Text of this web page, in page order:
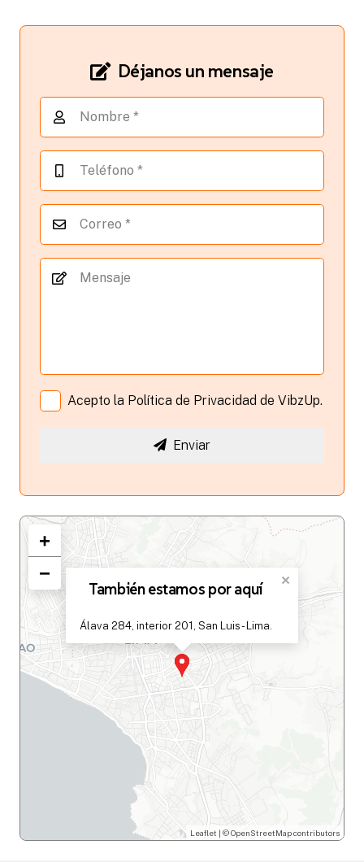
Déjanos un mensaje
Acepto la Política de Privacidad de VibzUp.
Enviar
También estamos por aquí
Álava 284, interior 201, San Luis - Lima.
×
+
−
Leaflet | ©OpenStreetMapcontributors